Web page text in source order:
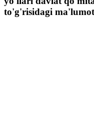
to'g'risidagi ma'lumot